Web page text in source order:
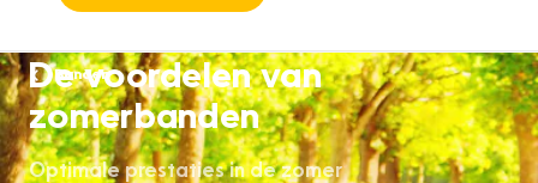
Banden
De voordelen van
zomerbanden
Optimale prestaties in de zomer